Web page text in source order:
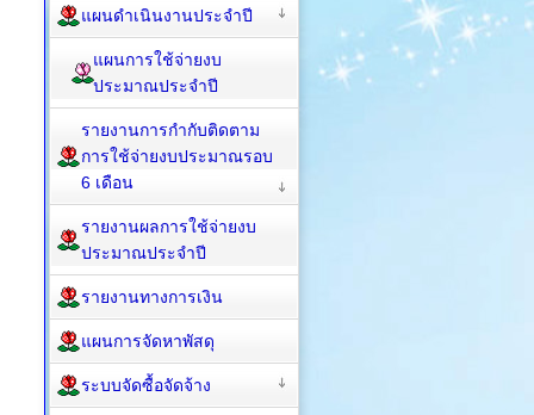
แผนดำเนินงานประจำปี
แผนการใช้จ่ายงบ
ประมาณประจำปี
รายงานการกำกับติดตาม
การใช้จ่ายงบประมาณรอบ
6 เดือน
รายงานผลการใช้จ่ายงบ
ประมาณประจำปี
รายงานทางการเงิน
แผนการจัดหาพัสดุ
ระบบจัดซื้อจัดจ้าง